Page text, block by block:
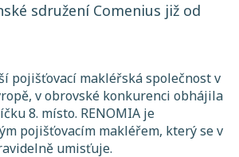
sdružení Comenius již od
pojišťovací makléřská společnost v
v obrovské konkurenci obhájila
8. místo. RENOMIA je
pojišťovacím makléřem, který se v
umisťuje.